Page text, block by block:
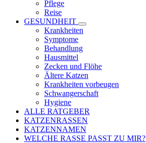
Pflege
Reise
GESUNDHEIT
Krankheiten
Symptome
Behandlung
Hausmittel
Zecken und Flöhe
Ältere Katzen
Krankheiten vorbeugen
Schwangerschaft
Hygiene
ALLE RATGEBER
KATZENRASSEN
KATZENNAMEN
WELCHE RASSE PASST ZU MIR?